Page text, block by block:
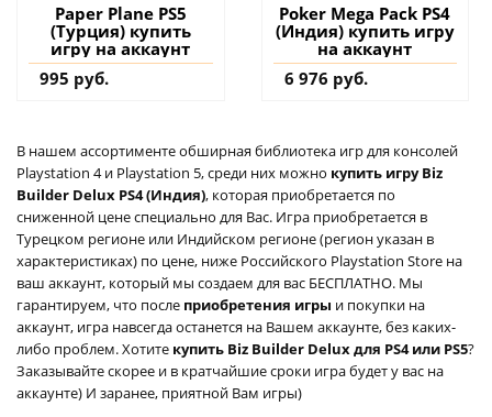
Paper Plane PS5
(Турция) купить
игру на аккаунт
995 руб.
Poker Mega Pack PS4
(Индия) купить игру
на аккаунт
6 976 руб.
В нашем ассортименте обширная библиотека игр для консолей
Playstation 4 и Playstation 5, среди них можно купить игру Biz
Builder Delux PS4 (Индия), которая приобретается по
сниженной цене специально для Вас. Игра приобретается в
Турецком регионе или Индийском регионе (регион указан в
характеристиках) по цене, ниже Российского Playstation Store на
ваш аккаунт, который мы создаем для вас БЕСПЛАТНО. Мы
гарантируем, что после приобретения игры и покупки на
аккаунт, игра навсегда останется на Вашем аккаунте, без каких-
либо проблем. Хотите купить Biz Builder Delux для PS4 или PS5?
Заказывайте скорее и в кратчайшие сроки игра будет у вас на
аккаунте) И заранее, приятной Вам игры)